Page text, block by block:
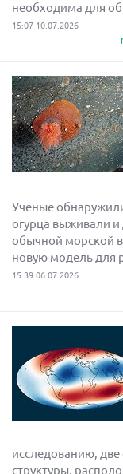
необходима для
15:07 10.07.2026
Ученые
огурца выживали и
обычной морской
новую модель для
15:39 06.07.2026
исследованию,
структуры,